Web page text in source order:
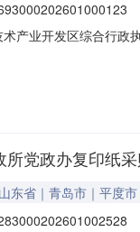
产业开发区综合行政
有限公司
所党政办复印纸
山东省｜青岛市｜平度市